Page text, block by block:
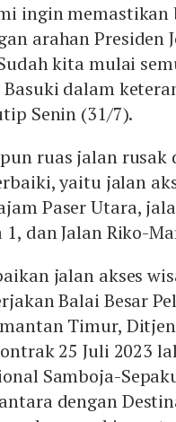
ingin memastikan
arahan Presiden
kita mulai
dalam
Senin (31/7).
ruas jalan rusak
yaitu jalan
Paser Utara,
1, dan Jalan Riko-
jalan akses
Balai Besar
Timur,
25 Juli 2023
Samboja-
dengan